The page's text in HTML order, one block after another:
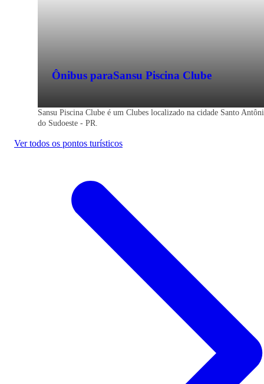
Ônibus paraSansu Piscina Clube
Sansu Piscina Clube é um Clubes localizado na cidade Santo
do Sudoeste - PR.
Ver todos os pontos turísticos